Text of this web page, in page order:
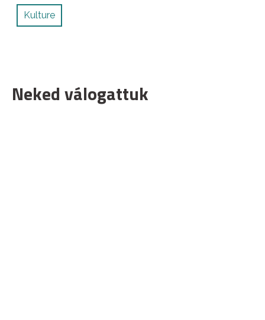
Kulture
Neked válogattuk